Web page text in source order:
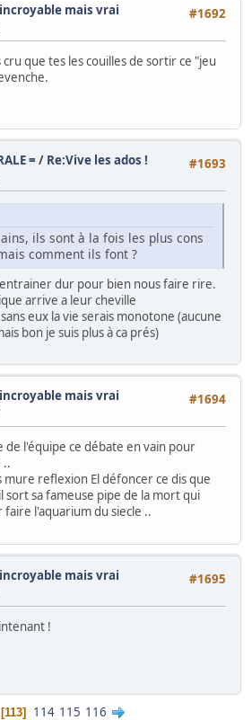
#1692
mais vrai
que tes les couilles de sortir ce "jeu
#1693
= / Re:Vive les ados !
ils sont à la fois les plus cons
comment ils font ?
dur pour bien nous faire rire.
arrive a leur cheville
eux la vie serais monotone (aucune
bon je suis plus à ca prés)
#1694
mais vrai
de l'équipe ce débate en vain pour
..
mure reflexion El défoncer ce dis que
sort sa fameuse pipe de la mort qui
l'aquarium du siecle ..
#1695
mais vrai
!
113 114 115 116